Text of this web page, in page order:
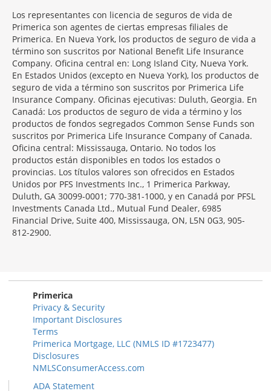
Morgage
Disclosures
Section
Los representantes con licencia de seguros de vida de
Primerica son agentes de ciertas empresas filiales de
Primerica. En Nueva York, los productos de seguro de vida a
término son suscritos por National Benefit Life Insurance
Company. Oficina central en: Long Island City, Nueva York.
En Estados Unidos (excepto en Nueva York), los productos de
seguro de vida a término son suscritos por Primerica Life
Insurance Company. Oficinas ejecutivas: Duluth, Georgia. En
Canadá: Los productos de seguro de vida a término y los
productos de fondos segregados Common Sense Funds son
suscritos por Primerica Life Insurance Company of Canada.
Oficina central: Mississauga, Ontario. No todos los
productos están disponibles en todos los estados o
provincias. Los títulos valores son ofrecidos en Estados
Unidos por PFS Investments Inc., 1 Primerica Parkway,
Duluth, GA 30099-0001; 770-381-1000, y en Canadá por PFSL
Investments Canada Ltd., Mutual Fund Dealer, 6985
Financial Drive, Suite 400, Mississauga, ON, L5N 0G3, 905-
812-2900.
Primerica
Privacy & Security
Important Disclosures
Terms
Primerica Mortgage, LLC (NMLS ID #1723477)
Disclosures
NMLSConsumerAccess.com
ADA Statement